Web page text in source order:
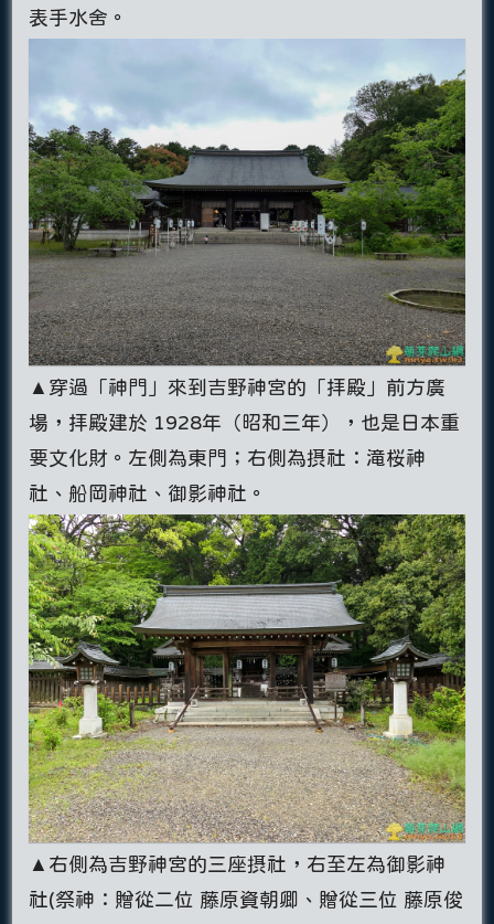
表手水舍。
▲穿過「神門」來到吉野神宮的「拝殿」前方廣
場，拝殿建於 1928年（昭和三年），也是日本重
要文化財。左側為東門；右側為摂社：滝桜神
社、船岡神社、御影神社。
▲右側為吉野神宮的三座摂社，右至左為御影神
社(祭神：贈從二位 藤原資朝卿、贈從三位 藤原俊